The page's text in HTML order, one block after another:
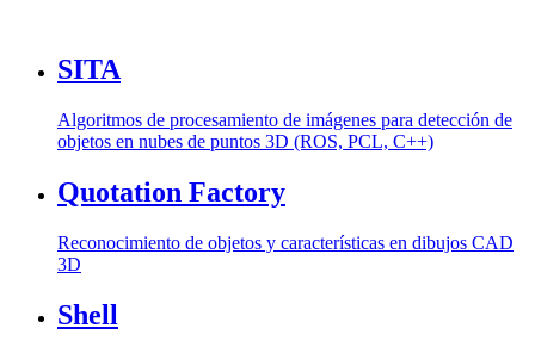
SITA
Algoritmos de procesamiento de imágenes para detección de
objetos en nubes de puntos 3D (ROS, PCL, C++)
Quotation Factory
Reconocimiento de objetos y características en dibujos CAD
3D
Shell